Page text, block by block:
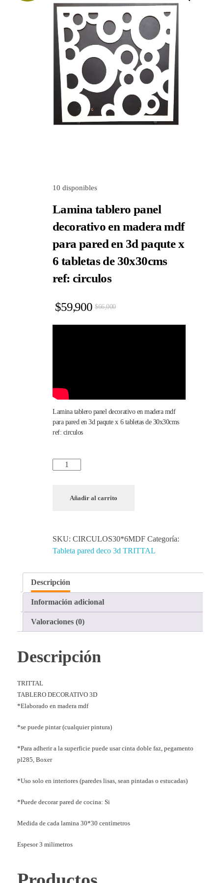
Utilidades para el hogar
Nosotros
Contactanos
Lamina tablero panel
decorativo en madera mdf
para pared en 3d paqute x
6 tabletas de 30x30cms
ref: circulos
$66,000
$59,900
Lamina tablero panel decorativo en madera mdf
para pared en 3d paqute x 6 tabletas de 30x30cms
ref: circulos
10 disponibles
Añadir al carrito
SKU: CIRCULOS30*6MDF Categoría:
Tableta pared deco 3d TRITTAL
Descripción
Información adicional
Valoraciones (0)
Descripción
TRITTAL
TABLERO DECORATIVO 3D
*Elaborado en madera mdf
*se puede pintar (cualquier pintura)
*Para adherir a la superficie puede usar cinta doble faz, pegamento
pl285, Boxer
*Uso solo en interiores (paredes lisas, sean pintadas o estucadas)
*Puede decorar pared de cocina: Si
Medida de cada lamina 30*30 centímetros
Espesor 3 milimetros